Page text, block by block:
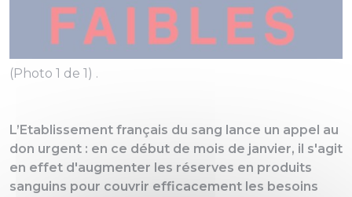
(Photo 1 de 1) .
L’Etablissement français du sang lance un appel au
don urgent : en ce début de mois de janvier, il s'agit
en effet d'augmenter les réserves en produits
sanguins pour couvrir efficacement les besoins